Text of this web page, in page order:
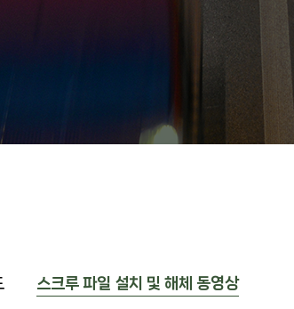
스크루 파일 설치 및 해체 동영상